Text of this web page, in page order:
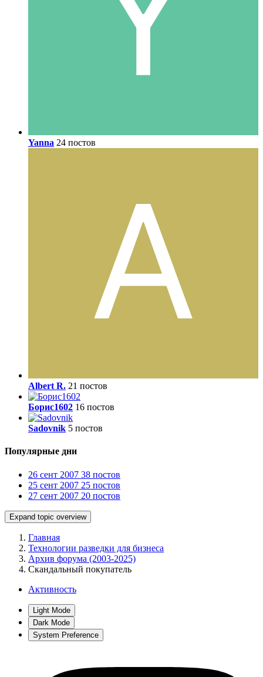
Yanna 24 постов
Albert R. 21 постов
Борис1602 16 постов
Sadovnik 5 постов
Популярные дни
26 сент 2007 38 постов
25 сент 2007 25 постов
27 сент 2007 20 постов
Expand topic overview
Главная
Технологии разведки для бизнеса
Архив форума (2003-2025)
Скандальный покупатель
Активность
Light Mode
Dark Mode
System Preference